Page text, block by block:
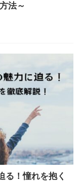
法～
る！憧れを抱く